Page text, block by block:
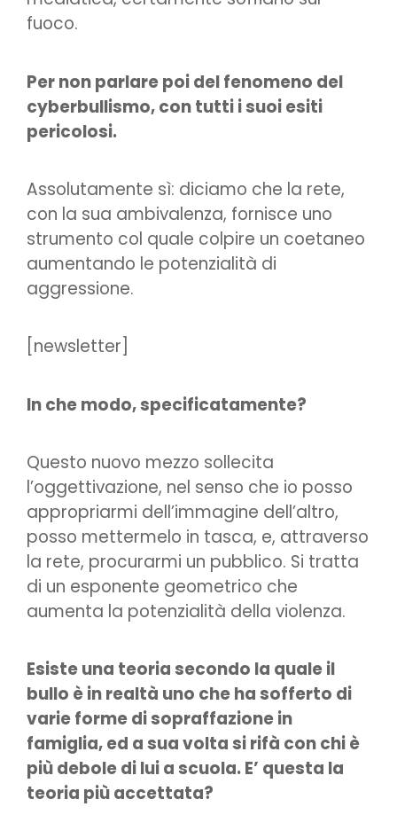
fuoco.
Per non parlare poi del fenomeno del
cyberbullismo, con tutti i suoi esiti
pericolosi.
Assolutamente sì: diciamo che la rete,
con la sua ambivalenza, fornisce uno
strumento col quale colpire un coetaneo
aumentando le potenzialità di
aggressione.
[newsletter]
In che modo, specificatamente?
Questo nuovo mezzo sollecita
l’oggettivazione, nel senso che io posso
appropriarmi dell’immagine dell’altro,
posso mettermelo in tasca, e, attraverso
la rete, procurarmi un pubblico. Si tratta
di un esponente geometrico che
aumenta la potenzialità della violenza.
Esiste una teoria secondo la quale il
bullo è in realtà uno che ha sofferto di
varie forme di sopraffazione in
famiglia, ed a sua volta si rifà con chi è
più debole di lui a scuola. E’ questa la
teoria più accettata?